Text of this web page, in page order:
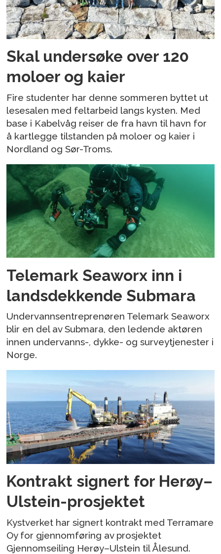
Skal undersøke over 120
moloer og kaier
Fire studenter har denne sommeren byttet ut
lesesalen med feltarbeid langs kysten. Med
base i Kabelvåg reiser de fra havn til havn for
å kartlegge tilstanden på moloer og kaier i
Nordland og Sør-Troms.
Telemark Seaworx inn i
landsdekkende Submara
Undervannsentreprenøren Telemark Seaworx
blir en del av Submara, den ledende aktøren
innen undervanns-, dykke- og surveytjenester i
Norge.
Kontrakt signert for Herøy–
Ulstein-prosjektet
Kystverket har signert kontrakt med Terramare
Oy for gjennomføring av prosjektet
Gjennomseiling Herøy–Ulstein til Ålesund.